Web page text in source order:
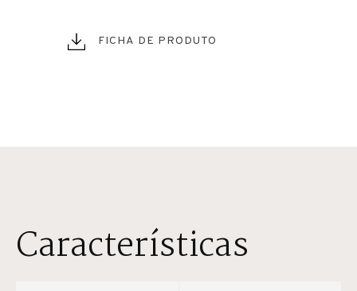
FICHA DE PRODUTO
Características